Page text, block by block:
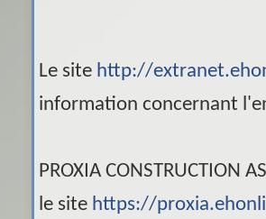
Le site http://
information concernant
PROXIA CONSTRUCTION
le site https://